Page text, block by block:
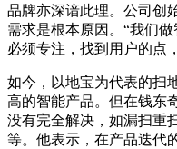
品牌亦深谙此理。公司创
需求是根本原因。“我们
必须专注，找到用户的点
如今，以地宝为代表的扫
高的智能产品。但在钱东
没有完全解决，如漏扫重
等。他表示，在产品迭代